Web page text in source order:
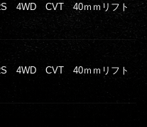
RS 4WD CVT 40ｍｍリフト
RS 4WD CVT 40ｍｍリフト